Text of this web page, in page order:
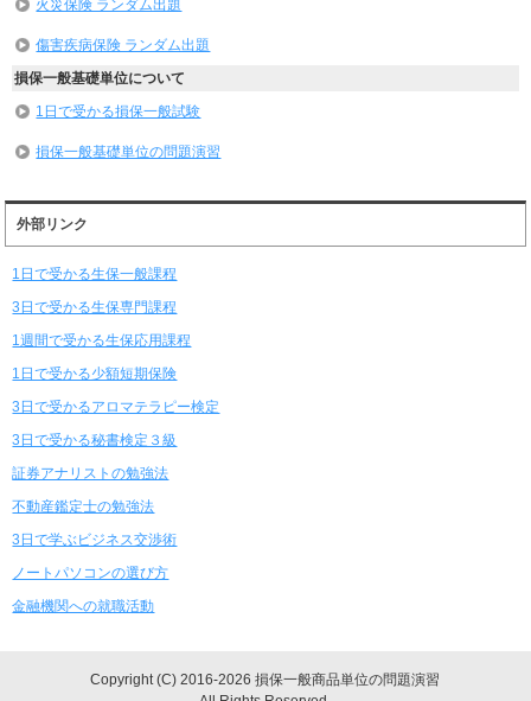
火災保険 ランダム出題
傷害疾病保険 ランダム出題
損保一般基礎単位について
1日で受かる損保一般試験
損保一般基礎単位の問題演習
外部リンク
1日で受かる生保一般課程
3日で受かる生保専門課程
1週間で受かる生保応用課程
1日で受かる少額短期保険
3日で受かるアロマテラピー検定
3日で受かる秘書検定３級
証券アナリストの勉強法
不動産鑑定士の勉強法
3日で学ぶビジネス交渉術
ノートパソコンの選び方
金融機関への就職活動
Copyright (C) 2016-2026 損保一般商品単位の問題演習